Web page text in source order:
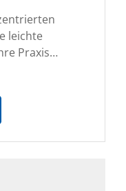
leichte
Praxis…